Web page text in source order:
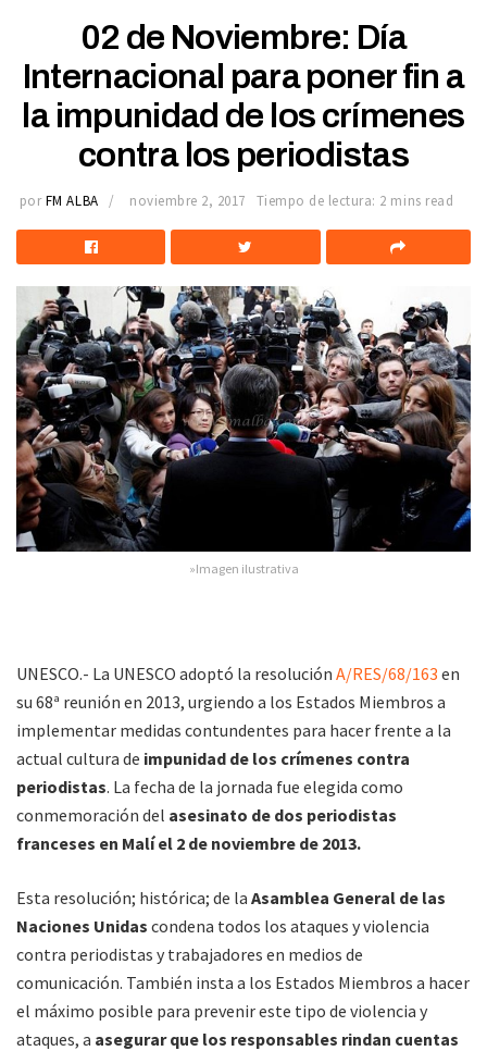
02 de Noviembre: Día
Internacional para poner fin a
la impunidad de los crímenes
contra los periodistas
por FM ALBA noviembre 2, 2017 Tiempo de lectura: 2 mins read
»Imagen ilustrativa
UNESCO.- La UNESCO adoptó la resolución A/RES/68/163 en
su 68ª reunión en 2013, urgiendo a los Estados Miembros a
implementar medidas contundentes para hacer frente a la
actual cultura de impunidad de los crímenes contra
periodistas. La fecha de la jornada fue elegida como
conmemoración del asesinato de dos periodistas
franceses en Malí el 2 de noviembre de 2013.
Esta resolución; histórica; de la Asamblea General de las
Naciones Unidas condena todos los ataques y violencia
contra periodistas y trabajadores en medios de
comunicación. También insta a los Estados Miembros a hacer
el máximo posible para prevenir este tipo de violencia y
ataques, a asegurar que los responsables rindan cuentas